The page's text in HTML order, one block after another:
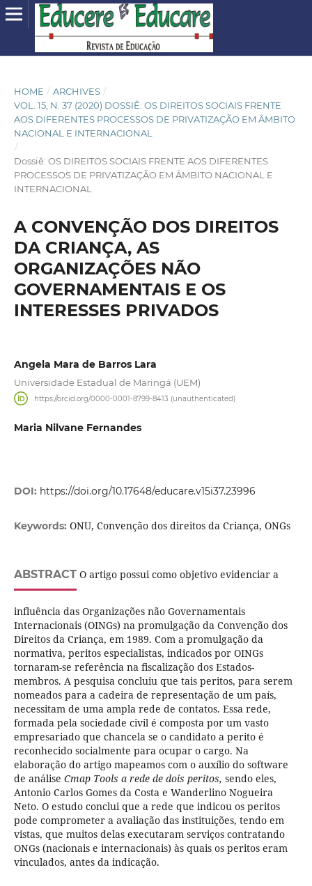
HOME / ARCHIVES /
VOL. 15, N. 37 (2020) DOSSIÊ: OS DIREITOS SOCIAIS FRENTE
AOS DIFERENTES PROCESSOS DE PRIVATIZAÇÃO EM ÂMBITO
NACIONAL E INTERNACIONAL
/
Dossiê: OS DIREITOS SOCIAIS FRENTE AOS DIFERENTES
PROCESSOS DE PRIVATIZAÇÃO EM ÂMBITO NACIONAL E
INTERNACIONAL
A CONVENÇÃO DOS DIREITOS
DA CRIANÇA, AS
ORGANIZAÇÕES NÃO
GOVERNAMENTAIS E OS
INTERESSES PRIVADOS
Angela Mara de Barros Lara
Universidade Estadual de Maringá (UEM)
https://orcid.org/0000-0001-8799-8413 (unauthenticated)
Maria Nilvane Fernandes
DOI: https://doi.org/10.17648/educare.v15i37.23996
Keywords: ONU, Convenção dos direitos da Criança, ONGs
ABSTRACTO artigo possui como objetivo evidenciar a
influência das Organizações não Governamentais
Internacionais (OINGs) na promulgação da Convenção dos
Direitos da Criança, em 1989. Com a promulgação da
normativa, peritos especialistas, indicados por OINGs
tornaram-se referência na fiscalização dos Estados-
membros. A pesquisa concluiu que tais peritos, para serem
nomeados para a cadeira de representação de um país,
necessitam de uma ampla rede de contatos. Essa rede,
formada pela sociedade civil é composta por um vasto
empresariado que chancela se o candidato a perito é
reconhecido socialmente para ocupar o cargo. Na
elaboração do artigo mapeamos com o auxílio do software
de análise Cmap Tools a rede de dois peritos, sendo eles,
Antonio Carlos Gomes da Costa e Wanderlino Nogueira
Neto. O estudo conclui que a rede que indicou os peritos
pode comprometer a avaliação das instituições, tendo em
vistas, que muitos delas executaram serviços contratando
ONGs (nacionais e internacionais) às quais os peritos eram
vinculados, antes da indicação.